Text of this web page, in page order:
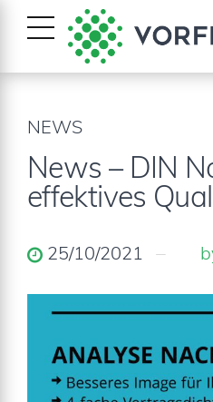
NEWS
News – DIN
effektives
25/10/2021